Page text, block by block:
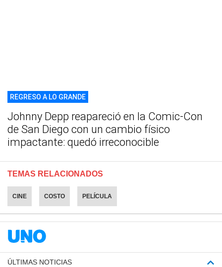
REGRESO A LO GRANDE
Johnny Depp reapareció en la Comic-Con
de San Diego con un cambio físico
impactante: quedó irreconocible
TEMAS RELACIONADOS
CINE COSTO PELÍCULA
ÚLTIMAS NOTICIAS